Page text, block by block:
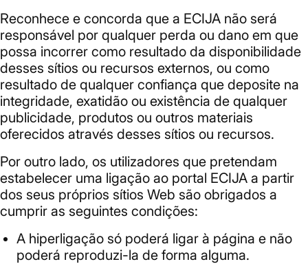
Reconhece e concorda que a ECIJA não será
responsável por qualquer perda ou dano em que
possa incorrer como resultado da disponibilidade
desses sítios ou recursos externos, ou como
resultado de qualquer confiança que deposite na
integridade, exatidão ou existência de qualquer
publicidade, produtos ou outros materiais
oferecidos através desses sítios ou recursos.
Por outro lado, os utilizadores que pretendam
estabelecer uma ligação ao portal ECIJA a partir
dos seus próprios sítios Web são obrigados a
cumprir as seguintes condições:
A hiperligação só poderá ligar à página e não
poderá reproduzi-la de forma alguma.